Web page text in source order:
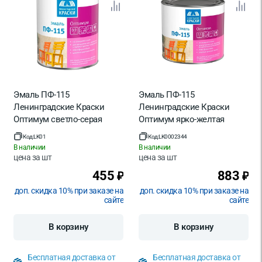
Страна производитель
Эмаль ПФ-115
Ленинградские Краски
Оптимум светло-серая
глянцевая 0.9 кг
Код:LK01
В наличии
цена за шт
455 ₽
доп. скидка 10% при заказе на
сайте
В корзину
Бесплатная доставка от
Эмаль ПФ-115
Ленинградские Краски
Оптимум ярко-желтая
глянцевая 1.9 кг
Код:LK0002344
В наличии
цена за шт
883 ₽
доп. скидка 10% при заказе на
сайте
В корзину
Бесплатная доставка от